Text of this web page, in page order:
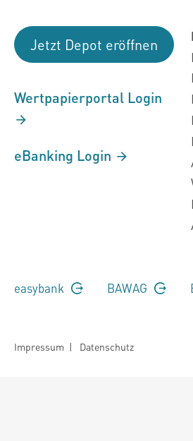
Jetzt Depot eröffnen
Wertpapierportal Login
eBanking Login
easybank BAWAG
Impressum | Datenschutz